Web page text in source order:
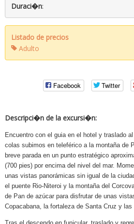
Duraci�n:
Listado de precios
Adulto
Facebook Twitter
Descripci�n de la excursi�n:
Encuentro con el guia en el hotel y traslado
colas subimos en teleférico a la montaña de
breve parada en un punto estratégico
(700 pies) por encima del nivel del mar.
unas vistas panorámicas sin igual de la
el puente Rio-Niteroi y la montaña del
de Pan de azúcar para disfrutar de unas
Copacabana, la fortaleza de Santa Cruz y